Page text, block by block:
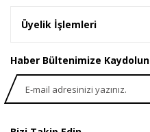
Üyelik İşlemleri
Haber Bültenimize Kaydolun